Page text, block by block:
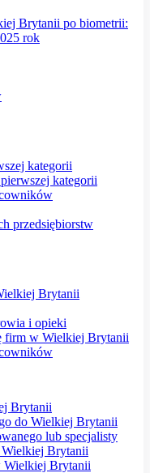
Brytanii po biometrii:
rok
kategorii
kategorii
przedsiębiorstw
Brytanii
i opieki
firm w Wielkiej Brytanii
Brytanii
do Wielkiej Brytanii
lub specjalisty
Wielkiej Brytanii
Wielkiej Brytanii